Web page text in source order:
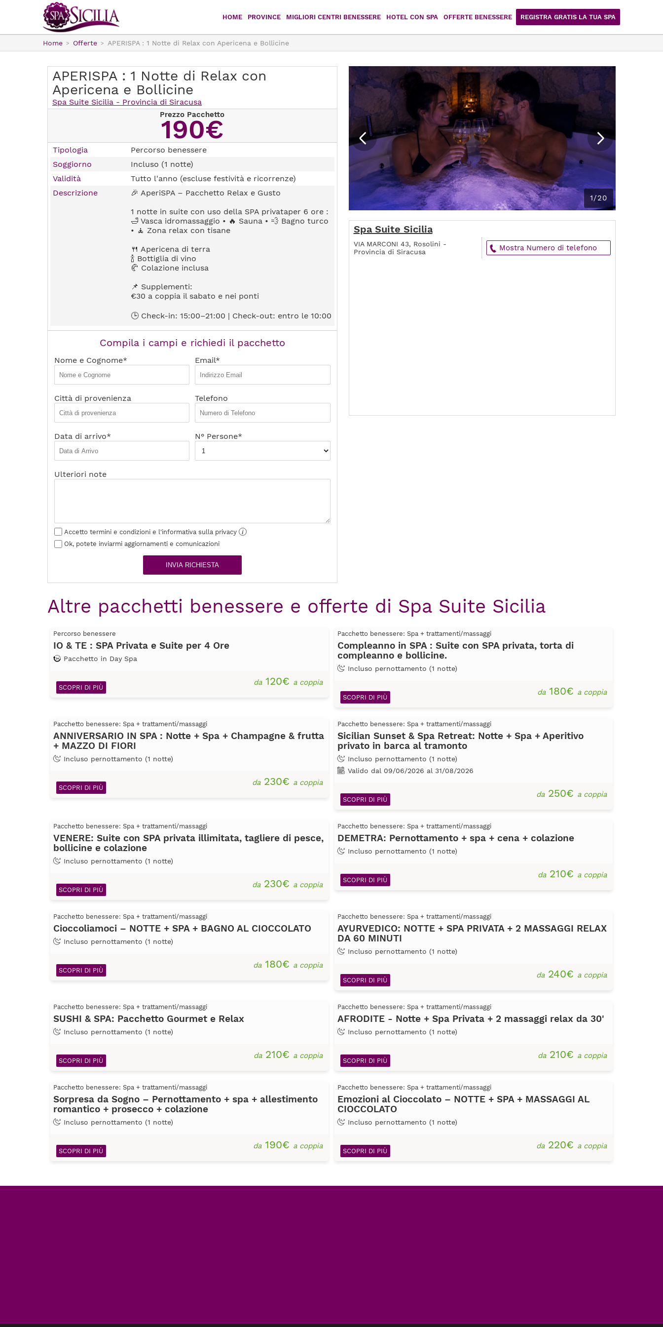
HOME PROVINCE
Agrigento
Catania Enna
MIGLIORI CENTRI BENESSERE HOTEL CON SPA OFFERTE BENESSERE REGISTRA GRATIS LA TUA SPA
Home Offerte APERISPA : 1 Notte di Relax con Apericena e Bollicine
APERISPA : 1 Notte di Relax con
Apericena e Bollicine
Spa Suite Sicilia - Provincia di Siracusa
1/20
Prezzo Pacchetto
190€
Tipologia
Percorso benessere
Soggiorno
Incluso (1 notte)
Validità
Tutto l'anno (escluse festività e ricorrenze)
Descrizione
🎉 AperiSPA – Pacchetto Relax e Gusto
1 notte in suite con uso della SPA privataper 6 ore :
🛁 Vasca idromassaggio • 🔥 Sauna • 💨 Bagno turco
• 🧘 Zona relax con tisane
🍴 Apericena di terra
🍾 Bottiglia di vino
🥐 Colazione inclusa
📌 Supplementi:
€30 a coppia il sabato e nei ponti
🕒 Check-in: 15:00–21:00 | Check-out: entro le 10:00
Compila i campi e richiedi il pacchetto
Nome e Cognome* Email*
Città di provenienza Telefono
Data di arrivo* N° Persone*
Ulteriori note
Accetto termini e condizioni e l'informativa sulla privacy
i
Ok, potete inviarmi aggiornamenti e comunicazioni
INVIA RICHIESTA
Spa Suite Sicilia
VIA MARCONI 43, Rosolini -
Provincia di Siracusa
Mostra Numero di telefono
Altre pacchetti benessere e offerte di Spa Suite Sicilia
Percorso benessere
IO & TE : SPA Privata e Suite per 4 Ore
Pacchetto in Day Spa
da120€ a coppia
SCOPRI DI PIÙ
Pacchetto benessere: Spa + trattamenti/massaggi
Compleanno in SPA : Suite con SPA privata, torta di
compleanno e bollicine.
Incluso pernottamento (1 notte)
da180€ a coppia
SCOPRI DI PIÙ
Pacchetto benessere: Spa + trattamenti/massaggi
ANNIVERSARIO IN SPA : Notte + Spa + Champagne & frutta
+ MAZZO DI FIORI
Incluso pernottamento (1 notte)
da230€ a coppia
SCOPRI DI PIÙ
Pacchetto benessere: Spa + trattamenti/massaggi
Sicilian Sunset & Spa Retreat: Notte + Spa + Aperitivo
privato in barca al tramonto
Incluso pernottamento (1 notte)
Valido dal 09/06/2026 al 31/08/2026
da250€ a coppia
SCOPRI DI PIÙ
Pacchetto benessere: Spa + trattamenti/massaggi
VENERE: Suite con SPA privata illimitata, tagliere di pesce,
bollicine e colazione
Incluso pernottamento (1 notte)
da230€ a coppia
SCOPRI DI PIÙ
Pacchetto benessere: Spa + trattamenti/massaggi
DEMETRA: Pernottamento + spa + cena + colazione
Incluso pernottamento (1 notte)
da210€ a coppia
SCOPRI DI PIÙ
Pacchetto benessere: Spa + trattamenti/massaggi
Cioccoliamoci – NOTTE + SPA + BAGNO AL CIOCCOLATO
Incluso pernottamento (1 notte)
da180€ a coppia
SCOPRI DI PIÙ
Pacchetto benessere: Spa + trattamenti/massaggi
AYURVEDICO: NOTTE + SPA PRIVATA + 2 MASSAGGI RELAX
DA 60 MINUTI
Incluso pernottamento (1 notte)
da240€ a coppia
SCOPRI DI PIÙ
Pacchetto benessere: Spa + trattamenti/massaggi
SUSHI & SPA: Pacchetto Gourmet e Relax
Incluso pernottamento (1 notte)
da210€ a coppia
SCOPRI DI PIÙ
Pacchetto benessere: Spa + trattamenti/massaggi
AFRODITE - Notte + Spa Privata + 2 massaggi relax da 30'
Incluso pernottamento (1 notte)
da210€ a coppia
SCOPRI DI PIÙ
Pacchetto benessere: Spa + trattamenti/massaggi
Sorpresa da Sogno – Pernottamento + spa + allestimento
romantico + prosecco + colazione
Incluso pernottamento (1 notte)
da190€ a coppia
SCOPRI DI PIÙ
Pacchetto benessere: Spa + trattamenti/massaggi
Emozioni al Cioccolato – NOTTE + SPA + MASSAGGI AL
CIOCCOLATO
Incluso pernottamento (1 notte)
da220€ a coppia
SCOPRI DI PIÙ